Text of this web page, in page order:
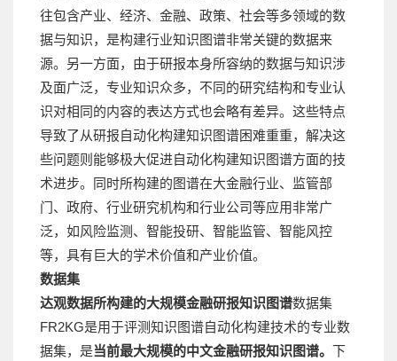
往包含产业、经济、金融、政策、社会等多领域的数
据与知识，是构建行业知识图谱非常关键的数据来
源。另一方面，由于研报本身所容纳的数据与知识涉
及面广泛，专业知识众多，不同的研究结构和专业认
识对相同的内容的表达方式也会略有差异。这些特点
导致了从研报自动化构建知识图谱困难重重，解决这
些问题则能够极大促进自动化构建知识图谱方面的技
术进步。同时所构建的图谱在大金融行业、监管部
门、政府、行业研究机构和行业公司等应用非常广
泛，如风险监测、智能投研、智能监管、智能风控
等，具有巨大的学术价值和产业价值。
数据集
达观数据所构建的大规模金融研报知识图谱数据集
FR2KG是用于评测知识图谱自动化构建技术的专业数
据集，是当前最大规模的中文金融研报知识图谱。 下